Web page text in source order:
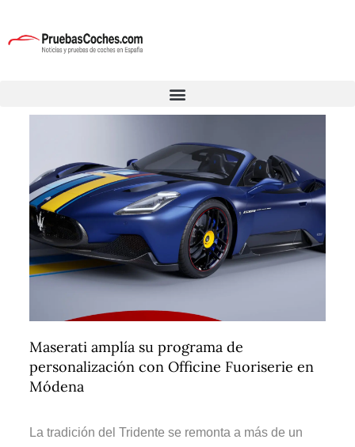
Maserati amplía su programa de
personalización con Officine Fuoriserie en
Módena
La tradición del Tridente se remonta a más de un